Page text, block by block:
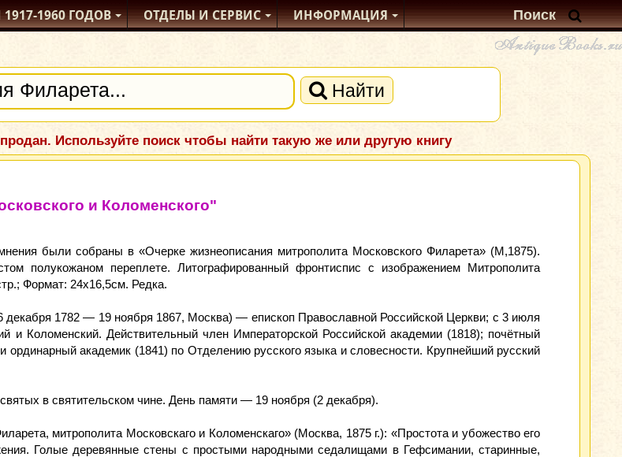
1917-1960ГОДОВ ОТДЕЛЫИ СЕРВИС ИНФОРМАЦИЯ
Найти
Используйте поиск чтобы найти такую же или другую книгу
и Коломенского"
были собраны в «Очерке жизнеописания митрополита Московского Филарета» (М,1875).
полукожаном переплете. Литографированный фронтиспис с изображением Митрополита
Формат: 24x16,5см. Редка.
1782 — 19 ноября 1867, Москва) — епископ Православной Российской Церкви; с 3 июля
и Коломенский. Действительный член Императорской Российской академии (1818); почётный
академик (1841) по Отделению русского языка и словесности. Крупнейший русский
в святительском чине. День памяти — 19 ноября (2 декабря).
митрополита Московскаго и Коломенскаго» (Москва, 1875 г.): «Простота и убожество его
Голые деревянные стены с простыми народными седалищами в Гефсимании, старинные,